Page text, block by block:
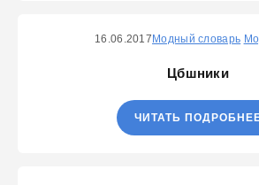
16.06.2017 Модный словарь
Цбшники
ЧИТАТЬ